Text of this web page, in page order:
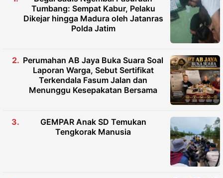
Tumbang: Sempat Kabur, Pelaku
Dikejar hingga Madura oleh Jatanras
Polda Jatim
Perumahan AB Jaya Buka Suara Soal
Laporan Warga, Sebut Sertifikat
Terkendala Fasum Jalan dan
Menunggu Kesepakatan Bersama
GEMPAR Anak SD Temukan
Tengkorak Manusia